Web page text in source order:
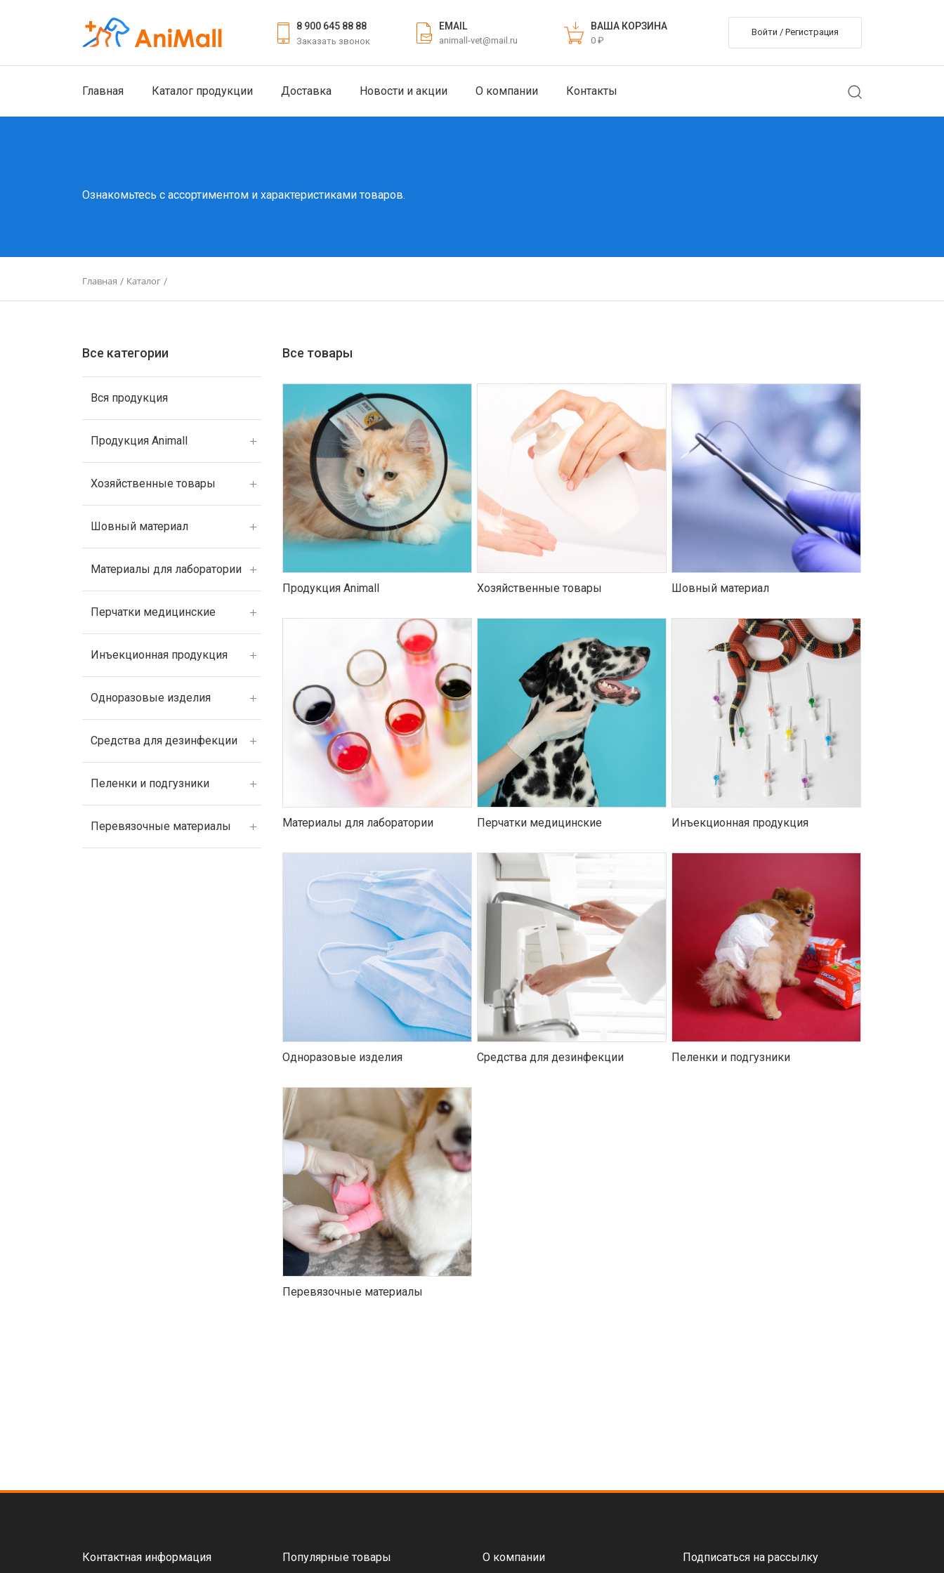
8 900 645 88 88
Заказать звонок
EMAIL
animall-vet@mail.ru
ВАША КОРЗИНА
0 ₽
Войти / Регистрация
Главная Каталог продукции Доставка Новости и акции О компании Контакты
Ознакомьтесь с ассортиментом и характеристиками товаров.
Главная / Каталог /
Все категории
Вся продукция
Продукция Animall
Хозяйственные товары
Шовный материал
Материалы для лаборатории
Перчатки медицинские
Инъекционная продукция
Одноразовые изделия
Средства для дезинфекции
Пеленки и подгузники
Перевязочные материалы
Все товары
Продукция Animall Хозяйственные товары Шовный материал
Материалы для лаборатории Перчатки медицинские Инъекционная продукция
Одноразовые изделия Средства для дезинфекции Пеленки и подгузники
Перевязочные материалы
Контактная информация Популярные товары О компании Подписаться на рассылку